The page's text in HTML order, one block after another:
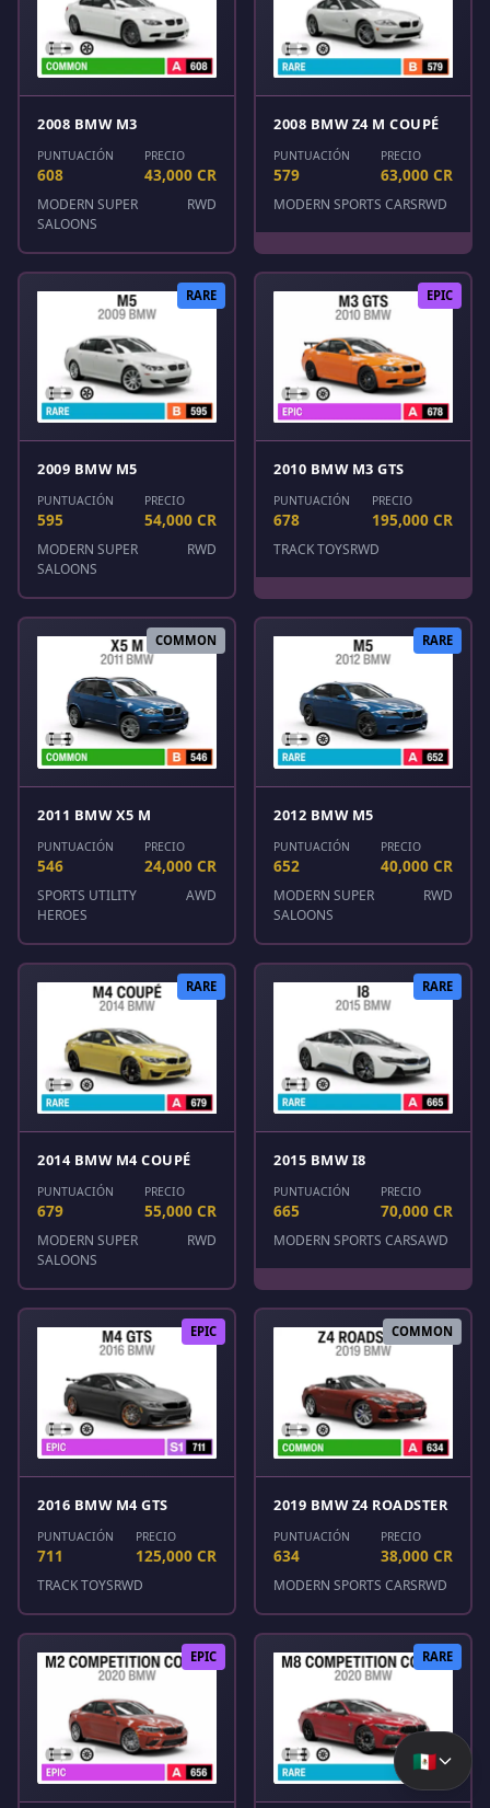
2008 BMW M3
PUNTUACIÓN
608
PRECIO
43,000 CR
MODERN SUPER
SALOONS
RWD
2008 BMW Z4 M COUPÉ
PUNTUACIÓN
579
PRECIO
63,000 CR
MODERN SPORTS CARSRWD
RARE
2009 BMW M5
PUNTUACIÓN
595
PRECIO
54,000 CR
MODERN SUPER
SALOONS
RWD
EPIC
2010 BMW M3 GTS
PUNTUACIÓN
678
PRECIO
195,000 CR
TRACK TOYSRWD
COMMON
2011 BMW X5 M
PUNTUACIÓN
546
PRECIO
24,000 CR
SPORTS UTILITY
HEROES
AWD
RARE
2012 BMW M5
PUNTUACIÓN
652
PRECIO
40,000 CR
MODERN SUPER
SALOONS
RWD
RARE
2014 BMW M4 COUPÉ
PUNTUACIÓN
679
PRECIO
55,000 CR
MODERN SUPER
SALOONS
RWD
RARE
2015 BMW I8
PUNTUACIÓN
665
PRECIO
70,000 CR
MODERN SPORTS CARSAWD
EPIC
2016 BMW M4 GTS
PUNTUACIÓN
711
PRECIO
125,000 CR
TRACK TOYSRWD
COMMON
2019 BMW Z4 ROADSTER
PUNTUACIÓN
634
PRECIO
38,000 CR
MODERN SPORTS CARSRWD
EPIC RARE
🇲🇽